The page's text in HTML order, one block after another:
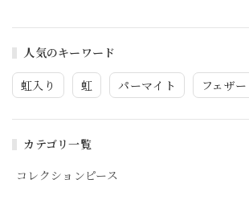
人気のキーワード
虹入り 虹 パーマイト フェザー
カテゴリ一覧
コレクションピース